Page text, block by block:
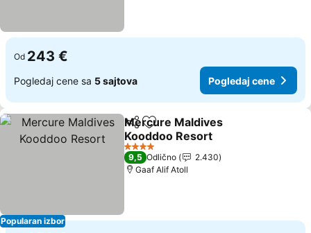
Od 243 €
Pogledaj cene sa 5 sajtova Pogledaj cene
Popularan izbor
Deli Dodati u favorite
Mercure Maldives
Kooddoo Resort
Pogledaj cene
4 Zvezdice
9,5 Odlično
2.430
Gaaf Alif Atoll